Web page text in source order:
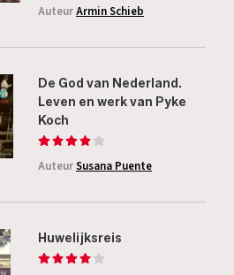
AuteurArmin Schieb
De God van Nederland.
Leven en werk van Pyke
Koch
AuteurSusana Puente
Huwelijksreis